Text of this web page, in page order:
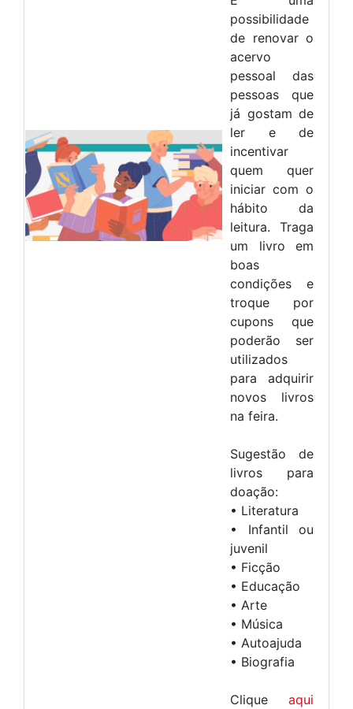
possibilidade
de renovar o
acervo
pessoal das
pessoas que
já gostam de
ler e de
incentivar
quem quer
iniciar com o
hábito da
leitura. Traga
um livro em
boas
condições e
troque por
cupons que
poderão ser
utilizados
para adquirir
novos livros
na feira.
Sugestão de
livros para
doação:
• Literatura
• Infantil ou
juvenil
• Ficção
• Educação
• Arte
• Música
• Autoajuda
• Biografia
Clique aqui